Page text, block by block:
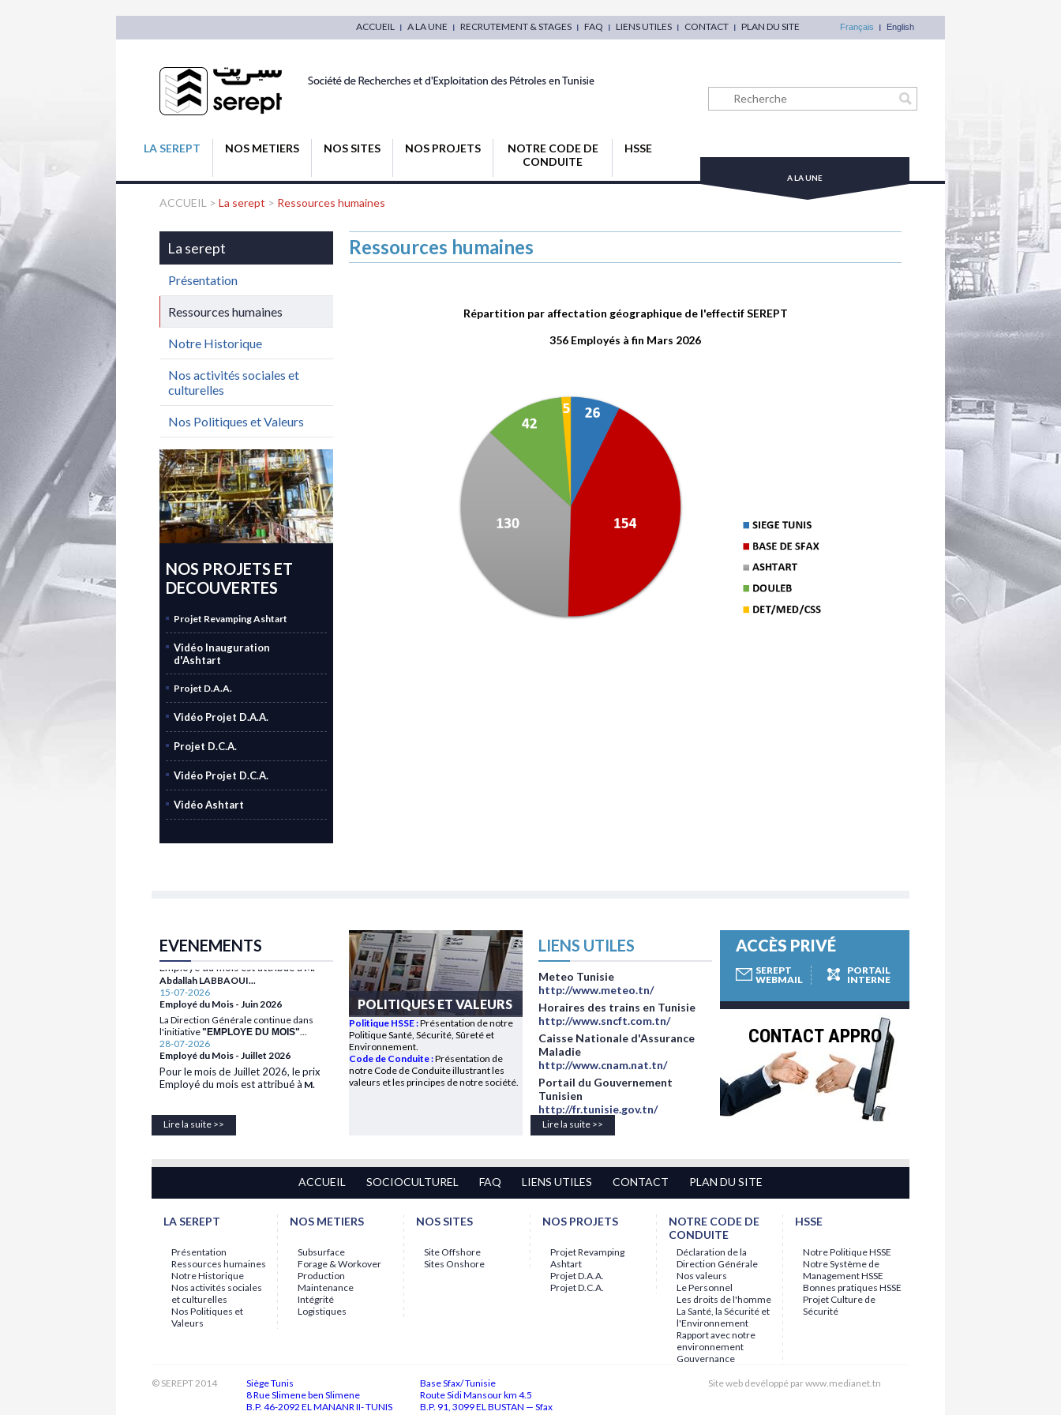
Français English
ACCUEIL A LA UNE RECRUTEMENT & STAGES FAQ LIENS UTILES CONTACT PLAN DU SITE
A LA UNE
LA SEREPT NOS METIERS NOS SITES NOS PROJETS
NOTRE CODE DE
CONDUITE
HSSE
ACCUEIL > La serept > Ressources humaines
Ressources humaines
Répartition par affectation géographique de l'effectif SEREPT
356 Employés à fin Mars 2026
La serept
Présentation
Ressources humaines
Notre Historique
Nos activités sociales et
culturelles
Nos Politiques et Valeurs
NOS PROJETS ET
DECOUVERTES
Projet Revamping Ashtart
Vidéo Inauguration
d'Ashtart
Projet D.A.A.
Vidéo Projet D.A.A.
Projet D.C.A.
Vidéo Projet D.C.A.
Vidéo Ashtart
EVENEMENTS
Pour le mois de Juillet 2026, le prix
Employé du mois est attribué à
Abdallah LABBAOUI...
15-07-2026
Employé du Mois - Juin 2026
La Direction Générale continue dans
l'initiative
"EMPLOYE DU MOIS"
28-07-2026
Employé du Mois - Juillet 2026
Pour le mois de Juillet 2026, le prix
Employé du mois est attribué à M.
Abdallah LABBAOUI...
15-07-2026
La Direction Générale continue dans
28-07-2026
Employé du Mois - Juillet 2026
Pour le mois de Juillet 2026, le prix
Employé du mois est attribué à M.
15-07-2026
Employé du Mois - Juin 2026
28-07-2026
Abdallah LABBAOUI..
Employé du Mois - Juin 2026
La Direction Générale continue dans
l'initiative"EMPLOYE DU MOIS"...
Lire la suite >>
POLITIQUES ET VALEURS
Politique HSSE:Présentation de notre
Politique Santé, Sécurité, Sûreté et
Environnement.
Code de Conduite :Présentation de
notre Code de Conduite illustrant les
valeurs et les principes de notre société.
LIENS UTILES
Meteo Tunisie
http://www.meteo.tn/
Horaires des trains en Tunisie
http://www.sncft.com.tn/
Caisse Nationale d'Assurance
Maladie
http://www.cnam.nat.tn/
Portail du Gouvernement
Tunisien
http://fr.tunisie.gov.tn/
Lire la suite >>
ACCÈS PRIVÉ
SEREPT
WEBMAIL
PORTAIL
INTERNE
CONTACT APPRO
ACCUEIL SOCIOCULTUREL FAQ LIENS UTILES CONTACT PLAN DU SITE
LA SEREPT
Présentation
Ressources humaines
Notre Historique
Nos activités sociales
et culturelles
Nos Politiques et
Valeurs
NOS METIERS
Subsurface
Forage & Workover
Production
Maintenance
Intégrité
Logistiques
NOS SITES
Site Offshore
Sites Onshore
NOS PROJETS
Projet Revamping
Ashtart
Projet D.A.A.
Projet D.C.A.
NOTRE CODE DE
CONDUITE
Déclaration de la
Direction Générale
Nos valeurs
Le Personnel
Les droits de l'homme
La Santé, la Sécurité et
l'Environnement
Rapport avec notre
environnement
Gouvernance
HSSE
Notre Politique HSSE
Notre Système de
Management HSSE
Bonnes pratiques HSSE
Projet Culture de
Sécurité
© SEREPT 2014
Siège Tunis
8 Rue Slimene ben Slimene
B.P. 46-2092 EL MANANR II- TUNIS
Base Sfax/ Tunisie
Route Sidi Mansour km 4.5
B.P. 91, 3099 EL BUSTAN — Sfax
Site web devéloppé par www.medianet.tn